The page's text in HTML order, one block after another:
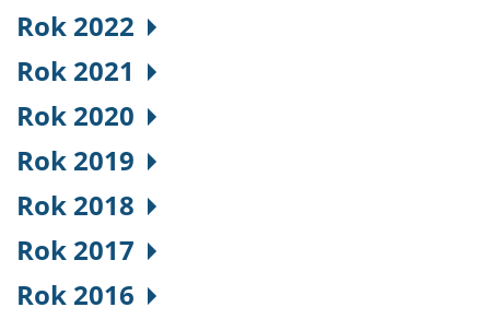
Rok 2022
Rok 2021
Rok 2020
Rok 2019
Rok 2018
Rok 2017
Rok 2016